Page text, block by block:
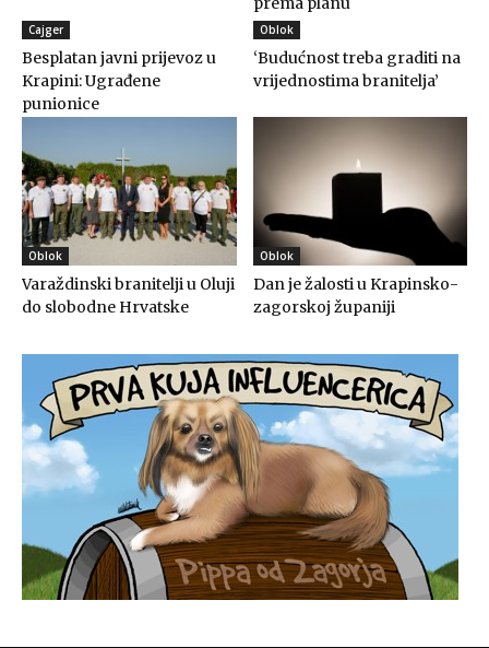
Cajger
Besplatan javni prijevoz u
Krapini: Ugrađene
punionice
Oblok
‘Budućnost treba graditi na
vrijednostima branitelja’
Oblok
Varaždinski branitelji u Oluji
do slobodne Hrvatske
Oblok
Dan je žalosti u Krapinsko-
zagorskoj županiji